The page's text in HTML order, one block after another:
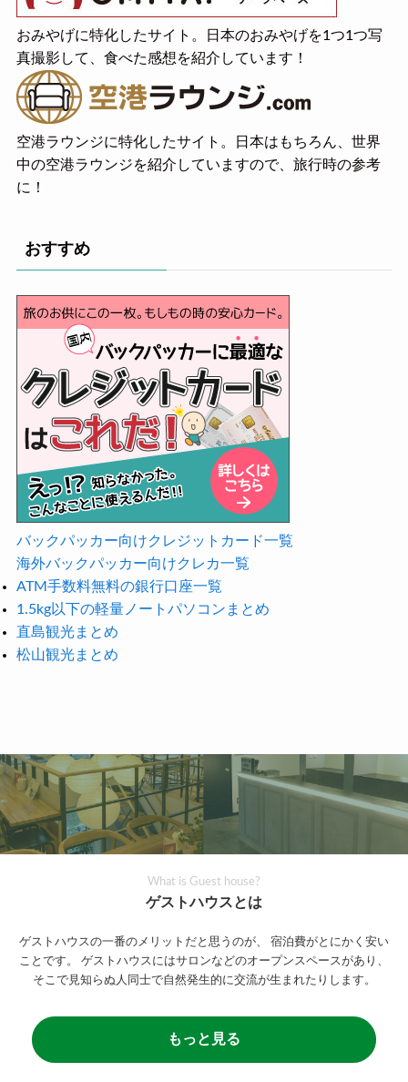
おみやげに特化したサイト。日本のおみやげを1つ1つ写
真撮影して、食べた感想を紹介しています！
空港ラウンジに特化したサイト。日本はもちろん、世界
中の空港ラウンジを紹介していますので、旅行時の参考
に！
おすすめ
バックパッカー向けクレジットカード一覧
海外バックパッカー向けクレカ一覧
ATM手数料無料の銀行口座一覧
1.5kg以下の軽量ノートパソコンまとめ
直島観光まとめ
松山観光まとめ
What is Guest house?
ゲストハウスとは
ゲストハウスの一番のメリットだと思うのが、
宿泊費がとにかく安い
ことです。
ゲストハウスにはサロンなどのオープンスペースがあり、
そこで見知らぬ人同士で自然発生的に交流が生まれたりします。
もっと見る